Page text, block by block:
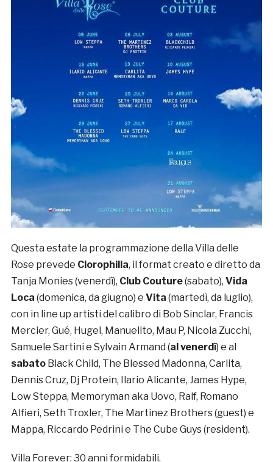
Questa estate la programmazione della Villa delle
Rose prevede Clorophilla, il format creato e diretto da
Tanja Monies (venerdì), Club Couture(sabato), Vida
Loca (domenica, da giugno) e Vita (martedì, da luglio),
con in line up artisti del calibro di Bob Sinclar, Francis
Mercier, Gué, Hugel, Manuelito, Mau P, Nicola Zucchi,
Samuele Sartini e Sylvain Armand (al venerdì) e al
sabatoBlack Child, The Blessed Madonna, Carlita,
Dennis Cruz, Dj Protein, Ilario Alicante, James Hype,
Low Steppa, Memoryman aka Uovo, Ralf, Romano
Alfieri, Seth Troxler, The Martinez Brothers (guest) e
Mappa, Riccardo Pedrini e The Cube Guys (resident).
Villa Forever: 30 anni formidabili.